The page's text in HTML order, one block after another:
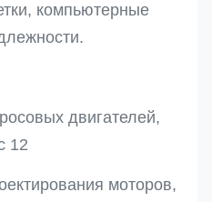
компьютерные
двигателей,
12
моторов,